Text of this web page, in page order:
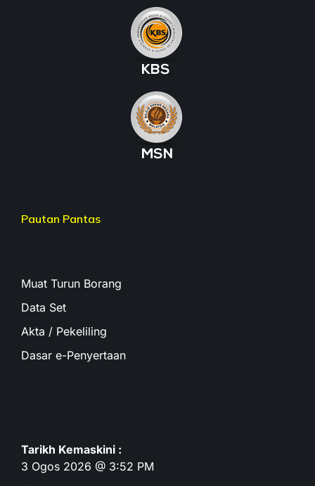
Pautan Pantas
Muat Turun Borang
Data Set
Akta / Pekeliling
Dasar e-Penyertaan
Tarikh Kemaskini :
3 Ogos 2026 @ 3:52 PM